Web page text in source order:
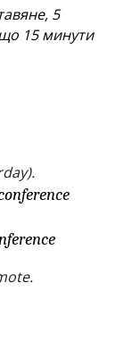
5
15 минути
.